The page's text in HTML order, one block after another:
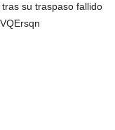
su traspaso fallido